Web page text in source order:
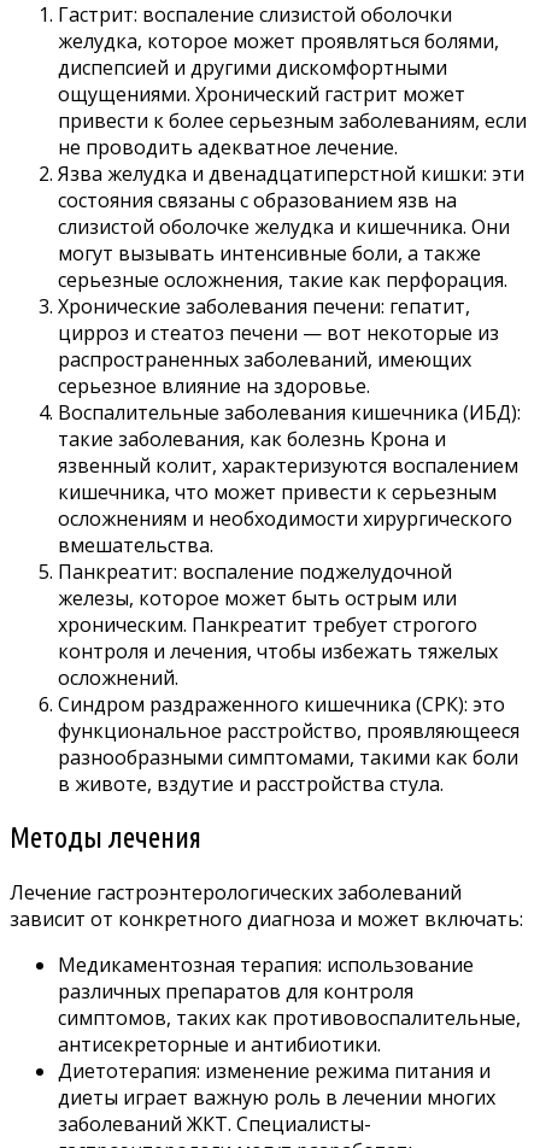
Гастрит: воспаление слизистой оболочки
желудка, которое может проявляться болями,
диспепсией и другими дискомфортными
ощущениями. Хронический гастрит может
привести к более серьезным заболеваниям, если
не проводить адекватное лечение.
Язва желудка и двенадцатиперстной кишки: эти
состояния связаны с образованием язв на
слизистой оболочке желудка и кишечника. Они
могут вызывать интенсивные боли, а также
серьезные осложнения, такие как перфорация.
Хронические заболевания печени: гепатит,
цирроз и стеатоз печени — вот некоторые из
распространенных заболеваний, имеющих
серьезное влияние на здоровье.
Воспалительные заболевания кишечника (ИБД):
такие заболевания, как болезнь Крона и
язвенный колит, характеризуются воспалением
кишечника, что может привести к серьезным
осложнениям и необходимости хирургического
вмешательства.
Панкреатит: воспаление поджелудочной
железы, которое может быть острым или
хроническим. Панкреатит требует строгого
контроля и лечения, чтобы избежать тяжелых
осложнений.
Синдром раздраженного кишечника (СРК): это
функциональное расстройство, проявляющееся
разнообразными симптомами, такими как боли
в животе, вздутие и расстройства стула.
Методы лечения
Лечение гастроэнтерологических заболеваний
зависит от конкретного диагноза и может включать:
Медикаментозная терапия: использование
различных препаратов для контроля
симптомов, таких как противовоспалительные,
антисекреторные и антибиотики.
Диетотерапия: изменение режима питания и
диеты играет важную роль в лечении многих
заболеваний ЖКТ. Специалисты-